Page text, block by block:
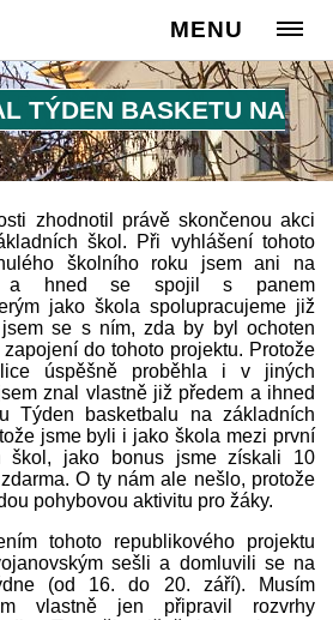
MENU
TÝDEN BASKETU NA
zhodnotil právě skončenou akci
škol. Při vyhlášení tohoto
školního roku jsem ani na
a hned se spojil s panem
jako škola spolupracujeme již
se s ním, zda by byl ochoten
do tohoto projektu. Protože
úspěšně proběhla i v jiných
znal vlastně již předem a ihned
Týden basketbalu na základních
jsme byli i jako škola mezi první
škol, jako bonus jsme získali 10
O ty nám ale nešlo, protože
pohybovou aktivitu pro žáky.
tohoto republikového projektu
sešli a domluvili se na
(od 16. do 20. září). Musím
vlastně jen připravil rozvrhy